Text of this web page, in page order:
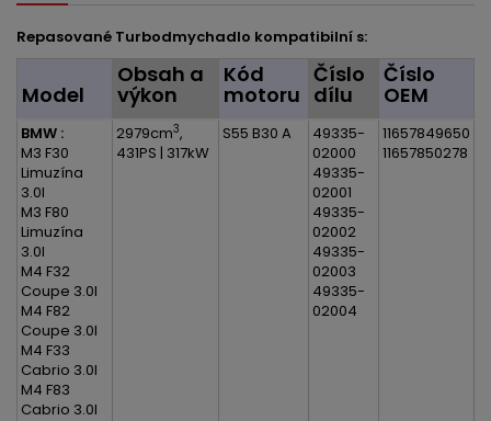
Repasované Turbodmychadlo kompatibilní s:
Model
Obsah a
výkon
Kód
motoru
Číslo
dílu
Číslo
OEM
BMW :
M3 F30
Limuzína
3.0l
M3 F80
Limuzína
3.0l
M4 F32
Coupe 3.0l
M4 F82
Coupe 3.0l
M4 F33
Cabrio 3.0l
M4 F83
Cabrio 3.0l
2979cm3,
431PS | 317kW
S55 B30 A
49335-
02000
49335-
02001
49335-
02002
49335-
02003
49335-
02004
11657849650
11657850278